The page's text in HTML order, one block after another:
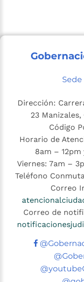
Dirección:
23
Código
Horario de
8am –
Viernes: 7am –
Teléfono
Correo
Correo de